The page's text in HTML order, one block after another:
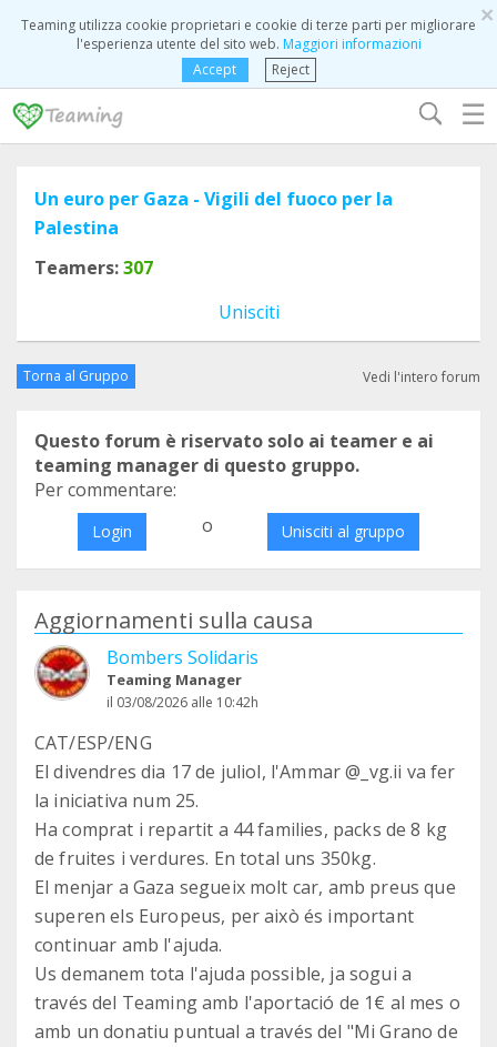
×
Teaming utilizza cookie proprietari e cookie di terze parti per migliorare
l'esperienza utente del sito web. Maggiori informazioni
Accept
Reject
☰
Un euro per Gaza - Vigili del fuoco per la
Palestina
Teamers:307
Unisciti
Torna al Gruppo Vedi l'intero forum
Questo forum è riservato solo ai teamer e ai
teaming manager di questo gruppo.
Per commentare:
Login o Unisciti al gruppo
Aggiornamenti sulla causa
Bombers Solidaris
Teaming Manager
il 03/08/2026 alle 10:42h
CAT/ESP/ENG
El divendres dia 17 de juliol, l'Ammar @_vg.ii va fer
la iniciativa num 25.
Ha comprat i repartit a 44 families, packs de 8 kg
de fruites i verdures. En total uns 350kg.
El menjar a Gaza segueix molt car, amb preus que
superen els Europeus, per això és important
continuar amb l'ajuda.
Us demanem tota l'ajuda possible, ja sogui a
través del Teaming amb l'aportació de 1€ al mes o
amb un donatiu puntual a través del "Mi Grano de